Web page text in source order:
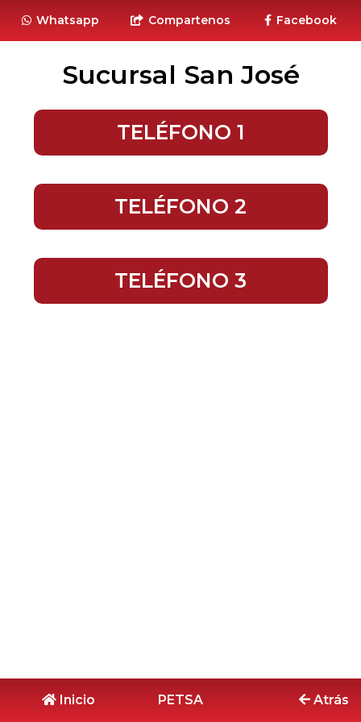
Whatsapp Compartenos Facebook
Sucursal San José
TELÉFONO 1
TELÉFONO 2
TELÉFONO 3
Inicio PETSA Atrás